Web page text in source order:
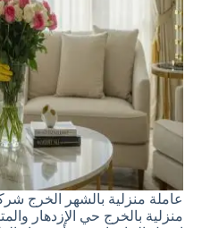
عاملة منزلية بالشهر الخرج
منزلية بالخرج حي الإزدهار